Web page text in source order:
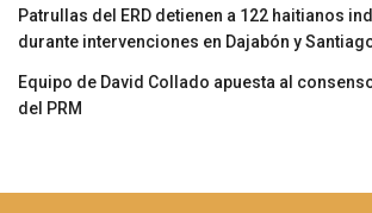
Patrullas del ERD detienen a 122 haitianos
durante intervenciones en Dajabón y
Equipo de David Collado apuesta al
del PRM